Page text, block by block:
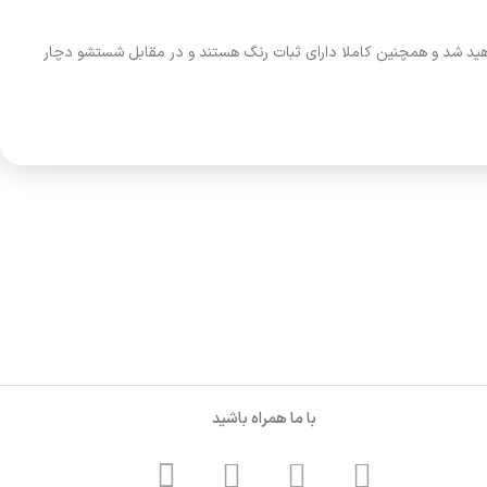
شد و همچنین کاملا دارای ثبات رنگ هستند و در مقابل شستشو دچار
با ما همراه باشید